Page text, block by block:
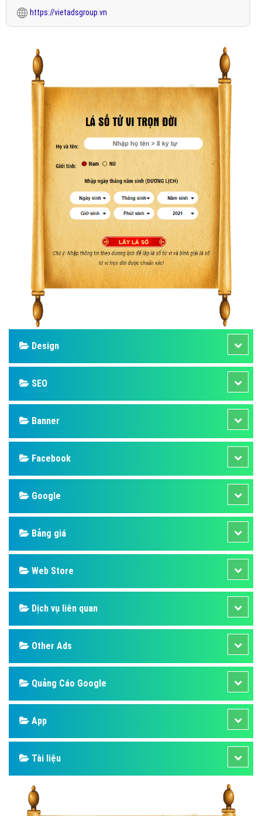
https://vietadsgroup.vn
Design
SEO
Banner
Facebook
Google
Bảng giá
Web Store
Dịch vụ liên quan
Other Ads
Quảng Cáo Google
App
Tài liệu